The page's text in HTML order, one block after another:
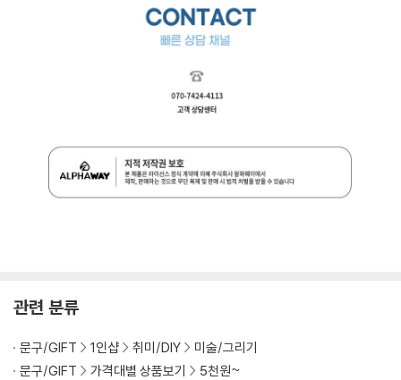
관련 분류
문구/GIFT 1인샵 취미/DIY
미술/그리기
문구/GIFT
가격대별 상품보기 5천원~